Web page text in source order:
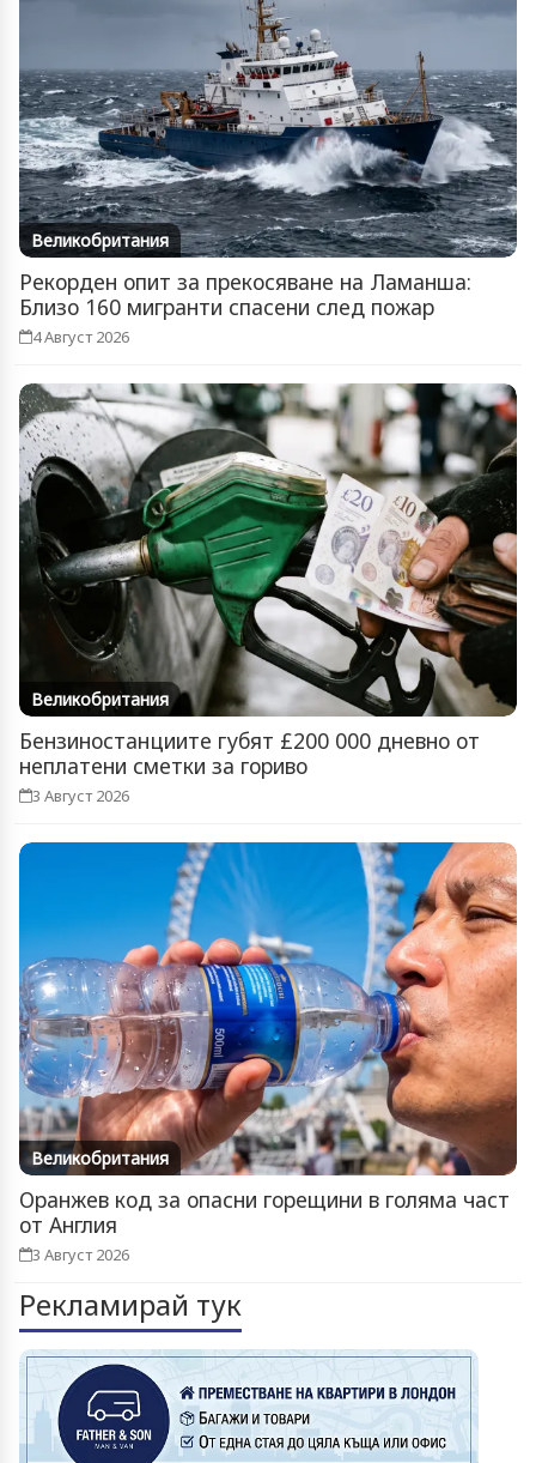
Великобритания
Рекорден опит за прекосяване на Ламанша:
Близо 160 мигранти спасени след пожар
4 Август 2026
Великобритания
Бензиностанциите губят £200 000 дневно от
неплатени сметки за гориво
3 Август 2026
Великобритания
Оранжев код за опасни горещини в голяма част
от Англия
3 Август 2026
Рекламирай тук